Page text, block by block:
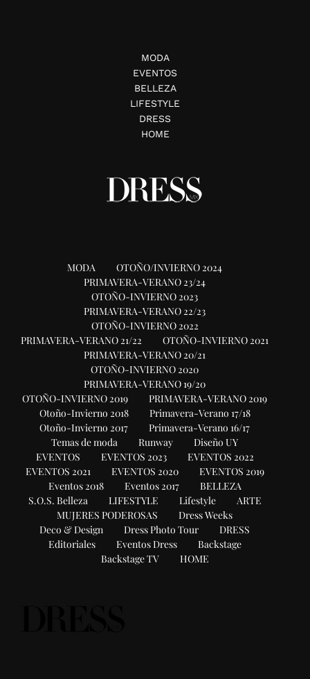
MODA
EVENTOS
BELLEZA
LIFESTYLE
DRESS
HOME
MODA
OTOÑO/INVIERNO 2024
PRIMAVERA-VERANO 23/24
OTOÑO-INVIERNO 2023
PRIMAVERA-VERANO 22/23
OTOÑO-INVIERNO 2022
PRIMAVERA-VERANO 21/22
OTOÑO-INVIERNO 2021
PRIMAVERA-VERANO 20/21
OTOÑO-INVIERNO 2020
PRIMAVERA-VERANO 19/20
OTOÑO-INVIERNO 2019
PRIMAVERA-VERANO 2019
Otoño-Invierno 2018
Primavera-Verano 17/18
Otoño-Invierno 2017
Primavera-Verano 16/17
Temas de moda
Runway
Diseño UY
EVENTOS
EVENTOS 2023
EVENTOS 2022
EVENTOS 2021
EVENTOS 2020
EVENTOS 2019
Eventos 2018
Eventos 2017
BELLEZA
S.O.S. Belleza
LIFESTYLE Lifestyle
ARTE
MUJERES PODEROSAS
Dress Weeks
Deco & Design
Dress Photo Tour
DRESS
Editoriales
Eventos Dress
Backstage
Backstage TV
HOME